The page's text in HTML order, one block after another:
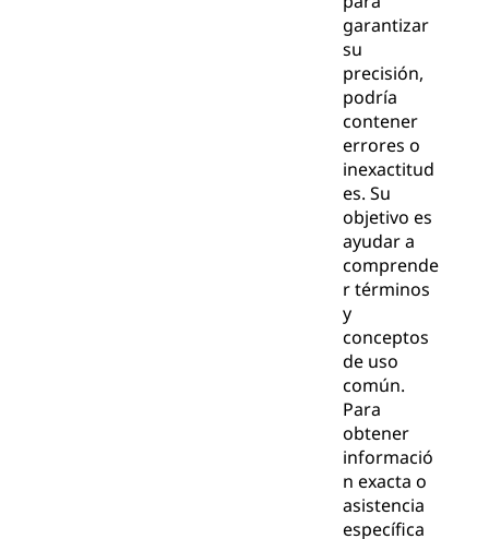
garantizar
su
precisión,
podría
contener
errores o
inexactitud
es. Su
objetivo es
ayudar a
comprende
r términos
y
conceptos
de uso
común.
Para
obtener
informació
n exacta o
asistencia
específica